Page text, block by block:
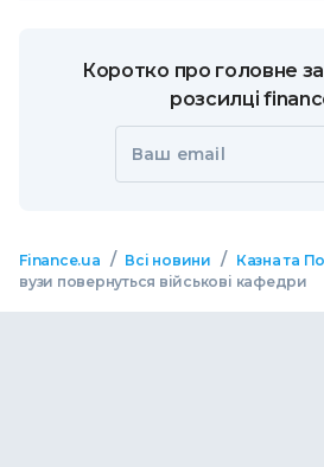
Коротко про головне
розсилці
Ваш email
Finance.ua / Всі новини / Казна та
вузи повернуться військові кафедри